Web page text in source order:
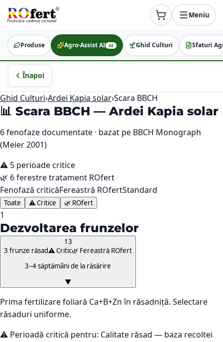
Meniu
Produse Agro-Assist AI AI Ghid Culturi Sfaturi
Înapoi
Ghid Culturi›Ardei Kapia solar›Scara BBCH
📊 Scara BBCH —Ardei Kapia solar
6fenofaze documentate · bazat pe BBCH Monograph
(Meier 2001)
⚠️ 5 perioade critice
🌿 6ferestre tratament ROfert
Fenofază criticăFereastră ROfertStandard
Toate ⚠️ Critice 🌿 ROfert
1
Dezvoltarea frunzelor
13
3 frunze răsad⚠️ Critic🌿 Fereastră ROfert
3–4 săptămâni de la răsărire
▼
Prima fertilizare foliară Ca+B+Zn în răsadniță. Selectare
răsaduri uniforme.
⚠️ Perioadă critică pentru: Calitate răsad — baza recoltei